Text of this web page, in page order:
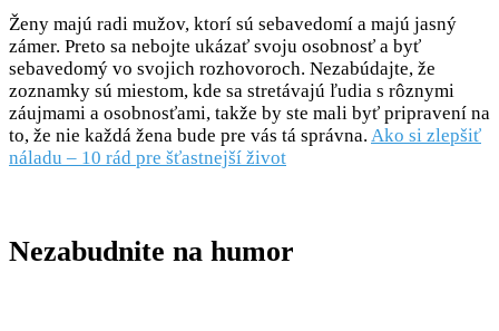
Ženy majú radi mužov, ktorí sú sebavedomí a majú jasný
zámer. Preto sa nebojte ukázať svoju osobnosť a byť
sebavedomý vo svojich rozhovoroch. Nezabúdajte, že
zoznamky sú miestom, kde sa stretávajú ľudia s rôznymi
záujmami a osobnosťami, takže by ste mali byť pripravení na
to, že nie každá žena bude pre vás tá správna. Ako si zlepšiť
náladu – 10 rád pre šťastnejší život
Nezabudnite na humor